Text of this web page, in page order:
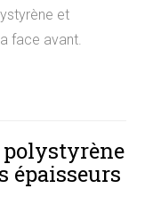
et
face avant.
polystyrène
épaisseurs